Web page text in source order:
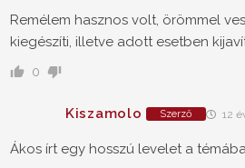
Remélem hasznos volt, örömmel
kiegészíti, illetve adott esetben
0
Kiszamolo Szerző 12
Ákos írt egy hosszú levelet a